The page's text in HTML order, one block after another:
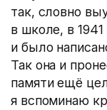
так, словно
в школе, в
и было
Так она и
памяти ещё
я вспоминаю